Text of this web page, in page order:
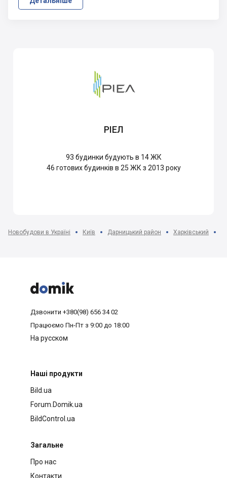
РІЕЛ
93 будинки будують в 14 ЖК
46 готових будинків в 25 ЖК з 2013 року
Новобудови в Україні Київ Дарницький район Харківський



Дзвонити +380(98) 656 34 02
Працюємо Пн-Пт з 9:00 до 18:00
На русском
Наші продукти
Bild.ua
Forum.Domik.ua
BildControl.ua
Загальне
Про нас
Контакти